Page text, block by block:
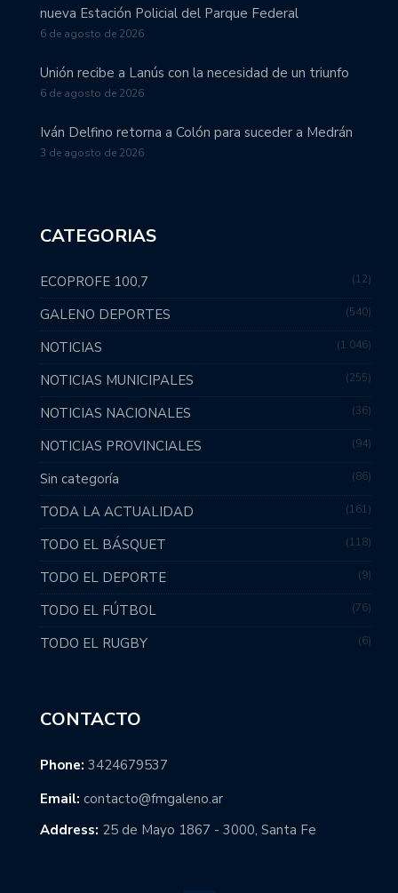
nueva Estación Policial del Parque Federal
6 de agosto de 2026
Unión recibe a Lanús con la necesidad de un triunfo
6 de agosto de 2026
Iván Delfino retorna a Colón para suceder a Medrán
3 de agosto de 2026
CATEGORIAS
ECOPROFE 100,7 12
GALENO DEPORTES 540
NOTICIAS 1.046
NOTICIAS MUNICIPALES 255
NOTICIAS NACIONALES 36
NOTICIAS PROVINCIALES 94
Sin categoría 86
TODA LA ACTUALIDAD 161
TODO EL BÁSQUET 118
TODO EL DEPORTE 9
TODO EL FÚTBOL 76
TODO EL RUGBY 6
CONTACTO
Phone: 3424679537
Email: contacto@fmgaleno.ar
Address: 25 de Mayo 1867 - 3000, Santa Fe